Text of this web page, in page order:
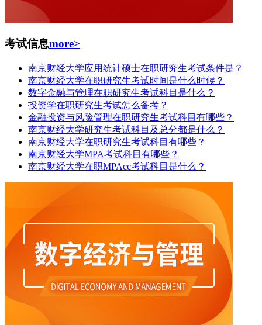
考试信息more>
南京财经大学应用统计硕士在职研究生考试条件是？
南京财经大学在职研究生考试时间是什么时候？
数字金融与管理在职研究生考试科目是什么？
投资学在职研究生考试怎么备考？
金融投资与风险管理在职研究生考试科目有哪些？
南京财经大学研究生考试科目及总分都是什么？
南京财经大学在职研究生考试科目有哪些？
南京财经大学MPA考试科目有哪些？
南京财经大学在职MPAcc考试科目是什么？